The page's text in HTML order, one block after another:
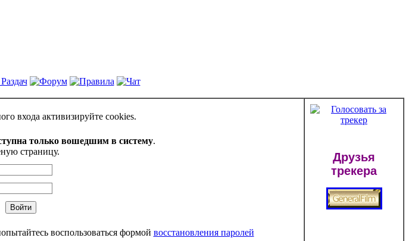
входа активизируйте cookies.
только вошедшим в систему.
страницу.
воспользоваться формой восстановления паролей
Друзья
трекера